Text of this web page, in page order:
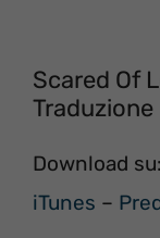
Scared Of
Traduzione
Download su:
iTunes –